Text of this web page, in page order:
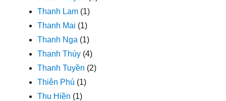
Thanh Lam (1)
Thanh Mai (1)
Thanh Nga (1)
Thanh Thúy (4)
Thanh Tuyền (2)
Thiên Phú (1)
Thu Hiền (1)